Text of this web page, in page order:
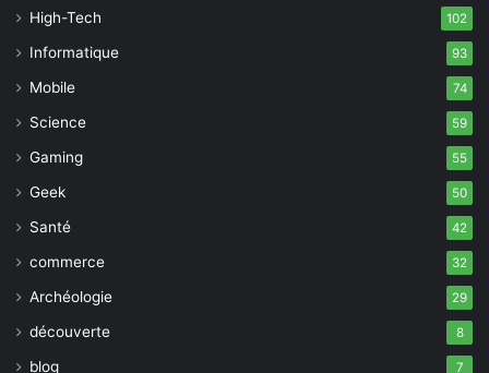
High-Tech 102
Informatique 93
Mobile 74
Science 59
Gaming 55
Geek 50
Santé 42
commerce 32
Archéologie 29
découverte 8
blog 7